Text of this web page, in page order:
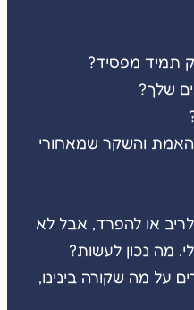
תמיד מפסיד?
שלך?
האמת והשקר שמאחורי
או להפרד, אבל לא
מה נכון לעשות?
על מה שקורה בינינו,